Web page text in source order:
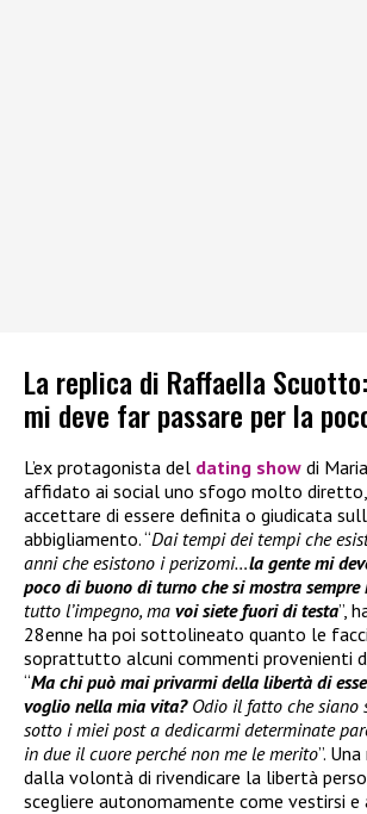
La replica di Raffaella
mi deve far passare per la
L’ex protagonista del dating show di
affidato ai social uno sfogo molto diretto,
accettare di essere definita o giudicata
abbigliamento. “Dai tempi dei tempi che
anni che esistono i perizomi…la gente mi
poco di buono di turno che si mostra
tutto l’impegno, ma voi siete fuori di testa”,
28enne ha poi sottolineato quanto le
soprattutto alcuni commenti provenienti
“Ma chi può mai privarmi della libertà di
voglio nella mia vita? Odio il fatto che siano
sotto i miei post a dedicarmi determinate
in due il cuore perché non me le merito”.
dalla volontà di rivendicare la libertà
scegliere autonomamente come vestirsi e